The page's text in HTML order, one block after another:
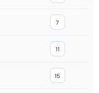
7
11
15